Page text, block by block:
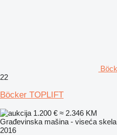
22
Böcker TOPLIFT
1.200 € ≈ 2.346 KM
Građevinska mašina - viseća skela
2016